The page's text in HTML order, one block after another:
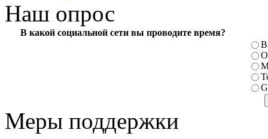
Наш опрос
В какой социальной сети вы проводите время?
В
Меры поддержки